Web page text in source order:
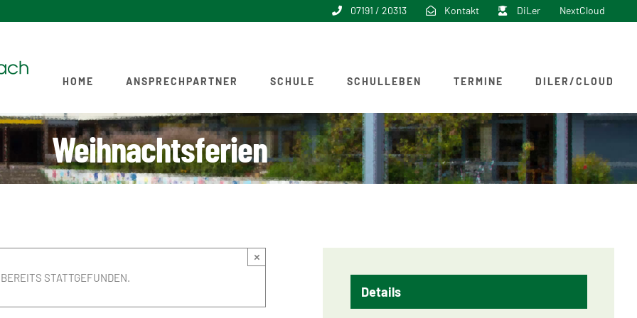
07191 / 20313 Kontakt DiLer NextCloud
HOME ANSPRECHPARTNER SCHULE SCHULLEBEN TERMINE DILER/CLOUD
Weihnachtsferien
STATTGEFUNDEN.
×
Details